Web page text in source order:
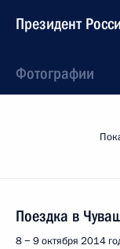
Президент
Фотографии
Поездка в
8 − 9 октября 2014